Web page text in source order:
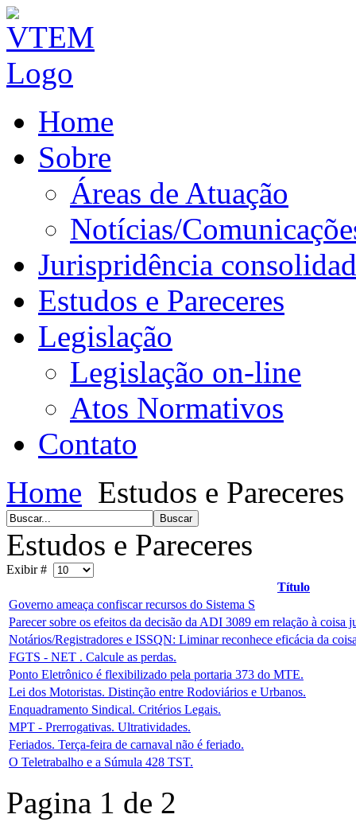
Home
Sobre
Áreas de Atuação
Notícias/
Jurispridência
Estudos e Pareceres
Legislação
Legislação on-line
Atos Normativos
Contato
Home Estudos e Pareceres
Estudos e Pareceres
Exibir #
Título
Governo ameaça confiscar recursos do Sistema S
Parecer sobre os efeitos da decisão da ADI 3089 em relação à coisa
Notários/Registradores e ISSQN: Liminar reconhece eficácia da
FGTS - NET . Calcule as perdas.
Ponto Eletrônico é flexibilizado pela portaria 373 do MTE.
Lei dos Motoristas. Distinção entre Rodoviários e Urbanos.
Enquadramento Sindical. Critérios Legais.
MPT - Prerrogativas. Ultratividades.
Feriados. Terça-feira de carnaval não é feriado.
O Teletrabalho e a Súmula 428 TST.
Pagina 1 de 2